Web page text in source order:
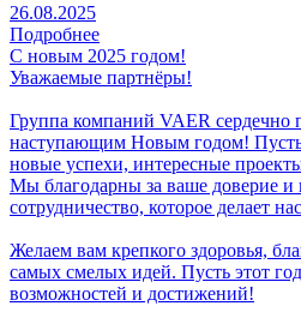
26.08.2025
Подробнее
С новым 2025 годом!
Уважаемые партнёры!
Группа компаний VAER сердечно
наступающим Новым годом! Пусть
новые успехи, интересные
Мы благодарны за ваше доверие и
сотрудничество, которое делает
Желаем вам крепкого здоровья,
самых смелых идей. Пусть этот
возможностей и достижений!